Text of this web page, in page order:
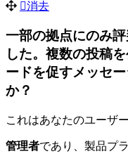
消去
一部の拠点にのみ
した。複数の投稿
ードを促すメッセ
か？
これはあなたのユーザ
管理者であり、製品プ